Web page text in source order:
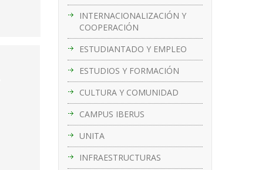
INTERNACIONALIZACIÓN Y
COOPERACIÓN
ESTUDIANTADO Y EMPLEO
ESTUDIOS Y FORMACIÓN
CULTURA Y COMUNIDAD
CAMPUS IBERUS
UNITA
INFRAESTRUCTURAS